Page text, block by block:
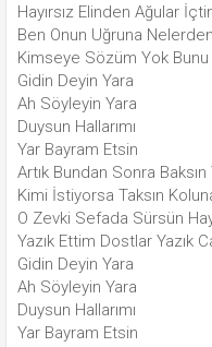
Hayırsız Elinden Ağular
Ben Onun Uğruna
Kimseye Sözüm Yok
Gidin Deyin Yara
Ah Söyleyin Yara
Duysun Hallarımı
Yar Bayram Etsin
Artık Bundan Sonra Baksın
Kimi İstiyorsa Taksın
O Zevki Sefada Sürsün
Yazık Ettim Dostlar Yazık
Gidin Deyin Yara
Ah Söyleyin Yara
Duysun Hallarımı
Yar Bayram Etsin